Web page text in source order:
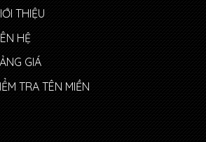
THIỆU
HỆ
GIÁ
TRA TÊN MIỀN